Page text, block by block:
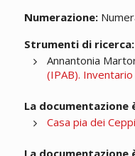
Numerazione:
Strumenti di ricerca:
Annantonia
(IPAB). Inventario
La
Casa pia dei